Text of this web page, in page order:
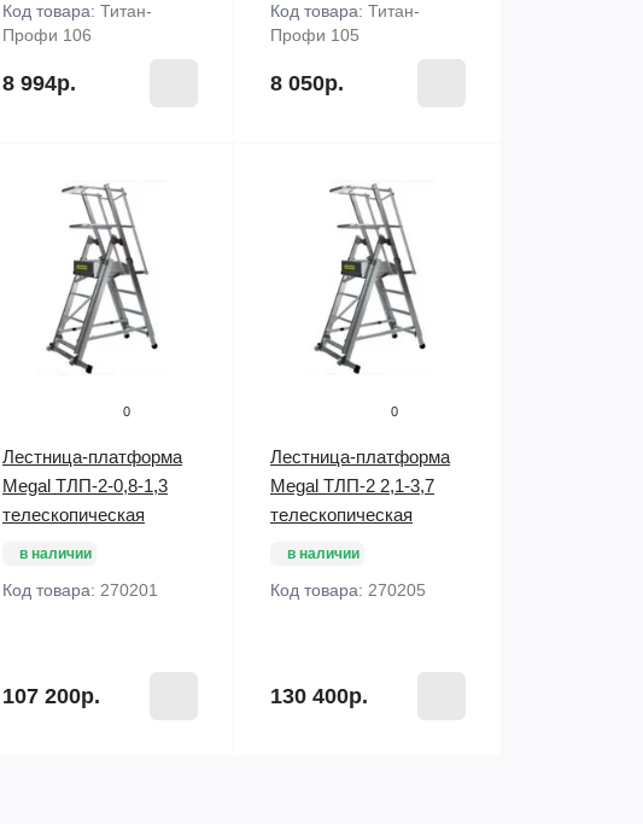
Код товара: Титан-
Профи 106
8 994р.
Код товара: Титан-
Профи 105
8 050р.
0
Лестница-платформа
Megal ТЛП-2-0,8-1,3
телескопическая
в наличии
Код товара: 270201
107 200р.
0
Лестница-платформа
Megal ТЛП-2 2,1-3,7
телескопическая
в наличии
Код товара: 270205
130 400р.